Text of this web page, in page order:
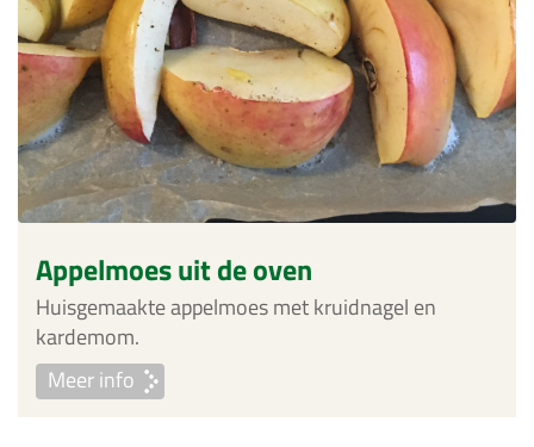
Appelmoes uit de oven
Huisgemaakte appelmoes met kruidnagel en
kardemom.
Meer info